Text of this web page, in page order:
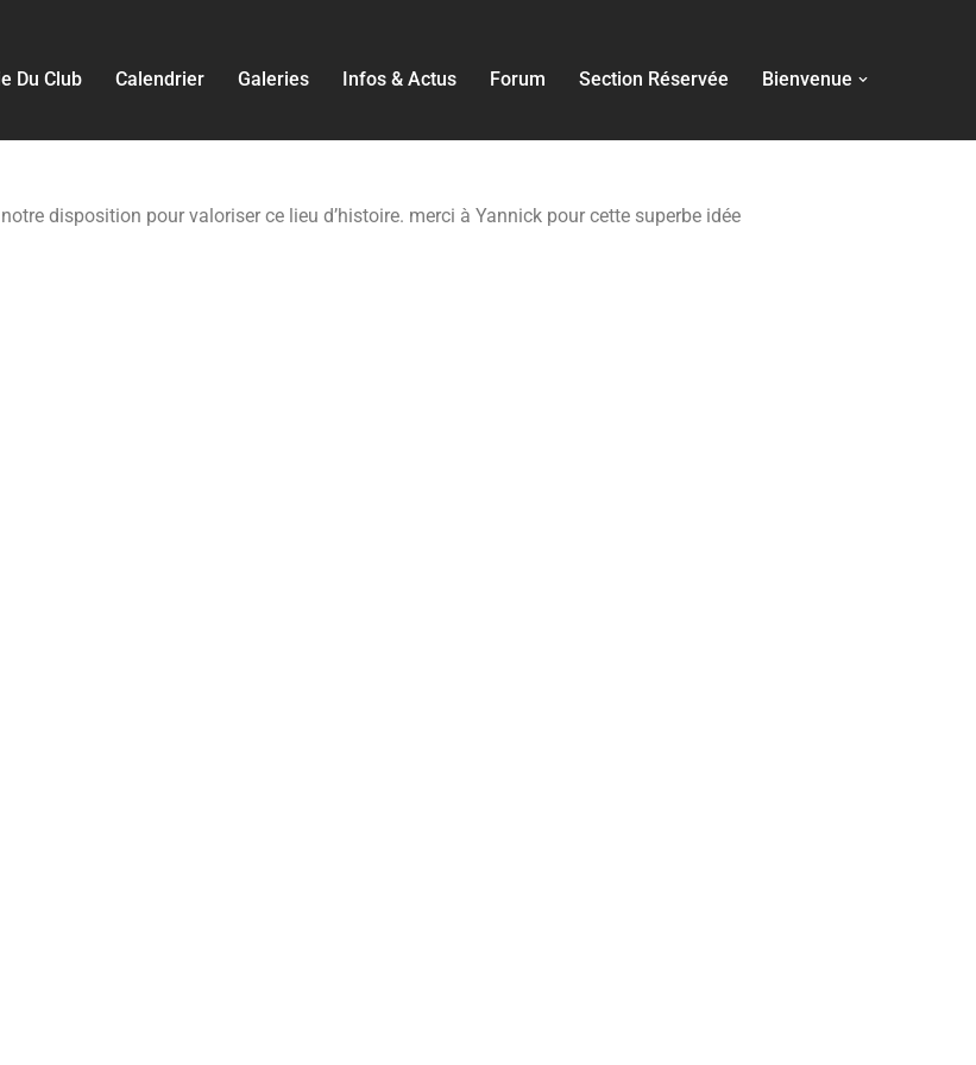
Du Club Calendrier Galeries Infos & Actus Forum Section Réservée Bienvenue
disposition pour valoriser ce lieu d’histoire. merci à Yannick pour cette superbe idée